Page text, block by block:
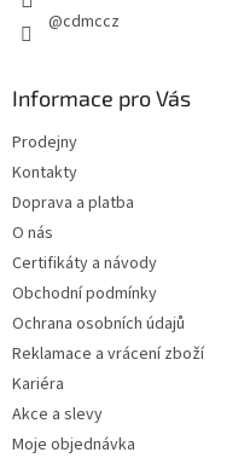
@cdmccz
Informace pro Vás
Prodejny
Kontakty
Doprava a platba
O nás
Certifikáty a návody
Obchodní podmínky
Ochrana osobních údajů
Reklamace a vrácení zboží
Kariéra
Akce a slevy
Moje objednávka